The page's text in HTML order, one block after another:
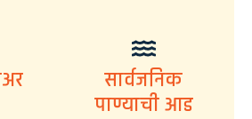
सार्वजनिक
पाण्याची आड